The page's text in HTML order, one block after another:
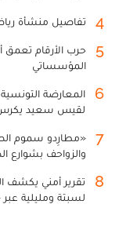
4 تفاصيل منشأة
5
حرب الأرقام تعمق
المؤسساتي
6
المعارضة
لقيس سعيد يكرس
7
«مطارِدو سموم
والزواحف بشوارع
8
تقرير أمني يكشف
لسبتة ومليلية